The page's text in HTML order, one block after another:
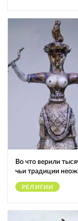
Во что верили
чьи традиции
РЕЛИГИИ